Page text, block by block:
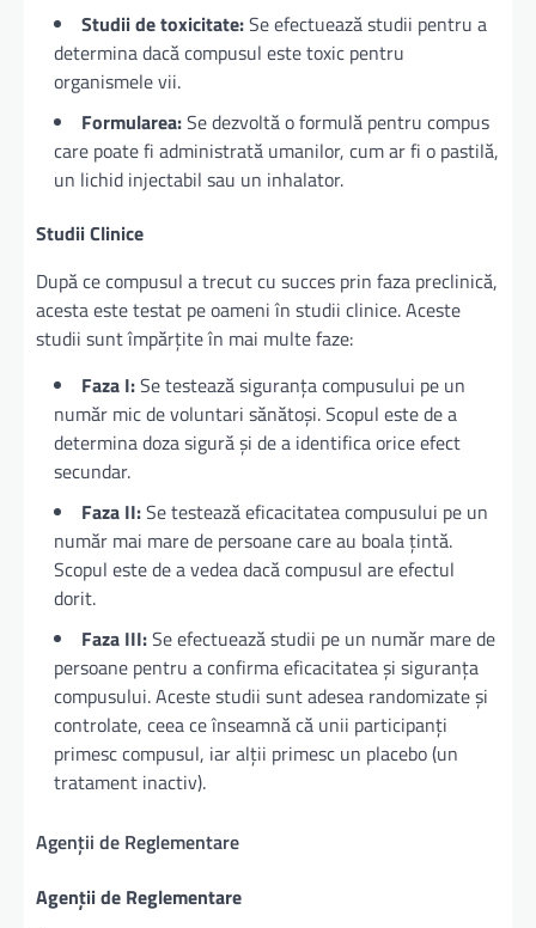
Studii de toxicitate:Se efectuează studii pentru a
determina dacă compusul este toxic pentru
organismele vii.
Formularea:Se dezvoltă o formulă pentru compus
care poate fi administrată umanilor, cum ar fi o pastilă,
un lichid injectabil sau un inhalator.
Studii Clinice
După ce compusul a trecut cu succes prin faza preclinică,
acesta este testat pe oameni în studii clinice. Aceste
studii sunt împărțite în mai multe faze:
Faza I:Se testează siguranța compusului pe un
număr mic de voluntari sănătoși. Scopul este de a
determina doza sigură și de a identifica orice efect
secundar.
Faza II:Se testează eficacitatea compusului pe un
număr mai mare de persoane care au boala țintă.
Scopul este de a vedea dacă compusul are efectul
dorit.
Faza III:Se efectuează studii pe un număr mare de
persoane pentru a confirma eficacitatea și siguranța
compusului. Aceste studii sunt adesea randomizate și
controlate, ceea ce înseamnă că unii participanți
primesc compusul, iar alții primesc un placebo (un
tratament inactiv).
Agenții de Reglementare
Agenții de Reglementare